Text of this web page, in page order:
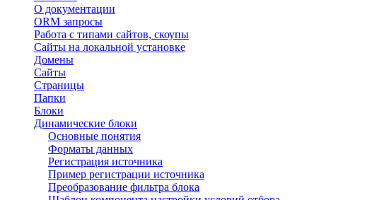
О документации
ORM запросы
Работа с типами сайтов, скоупы
Сайты на локальной установке
Домены
Сайты
Страницы
Папки
Блоки
Динамические блоки
Основные понятия
Форматы данных
Регистрация источника
Пример регистрации источника
Преобразование фильтра блока